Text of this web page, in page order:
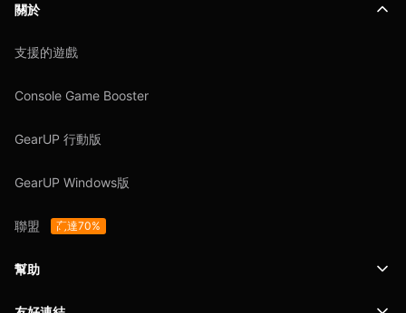
關於
支援的遊戲
Console Game Booster
GearUP 行動版
GearUP Windows版
聯盟 高達70%
幫助